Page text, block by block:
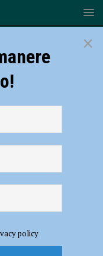
di fronte al rifiuto le
×
policy